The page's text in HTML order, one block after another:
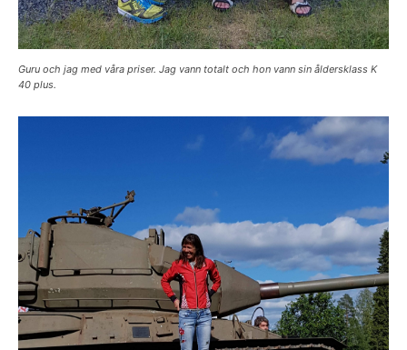
Guru och jag med våra priser. Jag vann totalt och hon vann sin åldersklass K
40 plus.